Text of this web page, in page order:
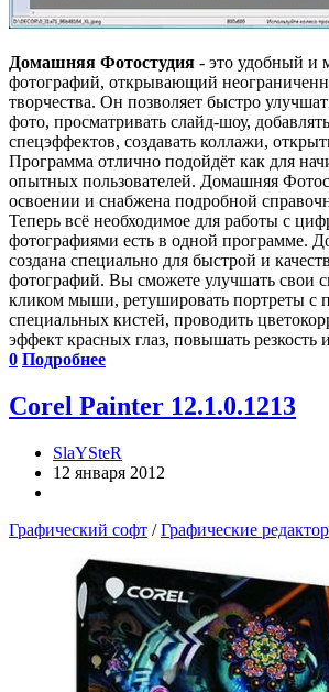
Домашняя Фотостудия - это удобный и
фотографий, открывающий
творчества. Он позволяет быстро
фото, просматривать слайд-шоу,
спецэффектов, создавать коллажи,
Программа отлично подойдёт как для
опытных пользователей. Домашняя
освоении и снабжена подробной
Теперь всё необходимое для работы с
фотографиями есть в одной программе.
создана специально для быстрой и
фотографий. Вы сможете улучшать свои
кликом мыши, ретушировать портреты с
специальных кистей, проводить
эффект красных глаз, повышать резкость
0 Подробнее
Corel Painter 12.1.0.1213
SlaYSteR
12 января 2012
Графический софт /Графические